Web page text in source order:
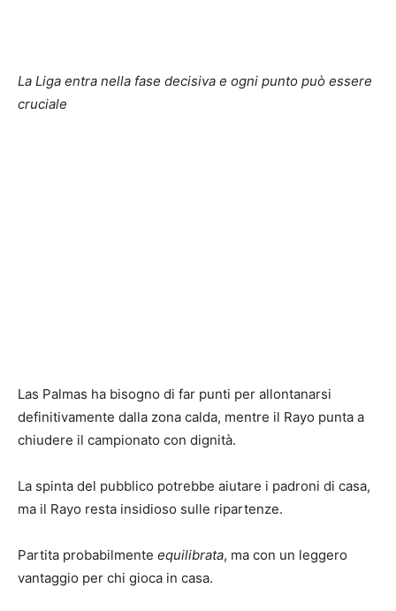
La Liga entra nella fase decisiva e ogni punto può essere
cruciale
Las Palmas ha bisogno di far punti per allontanarsi
definitivamente dalla zona calda, mentre il Rayo punta a
chiudere il campionato con dignità.
La spinta del pubblico potrebbe aiutare i padroni di casa,
ma il Rayo resta insidioso sulle ripartenze.
Partita probabilmente equilibrata, ma con un leggero
vantaggio per chi gioca in casa.